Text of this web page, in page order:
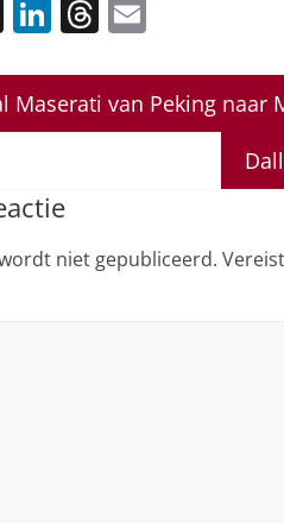
X Li
k
e
n
T
re
a
ai
l
Maserati van Peking naar
niet gepubliceerd.